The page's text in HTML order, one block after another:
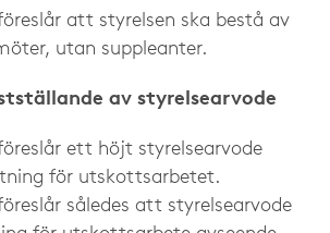
att styrelsen ska bestå av
utan suppleanter.
av styrelsearvode
ett höjt styrelsearvode
för utskottsarbetet.
således att styrelsearvode